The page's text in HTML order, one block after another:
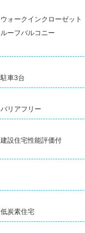
ウォークインクローゼット
ルーフバルコニー
駐車3台
バリアフリー
建設住宅性能評価付
低炭素住宅